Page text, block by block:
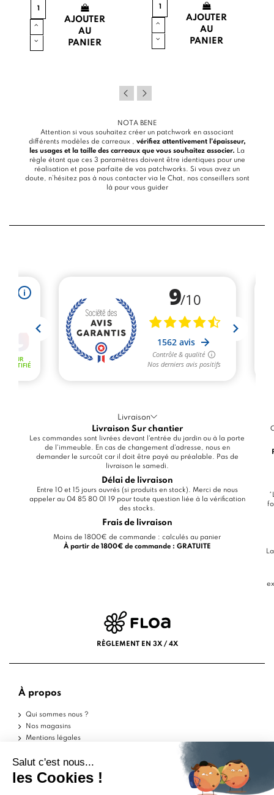
AJOUTER
AU
PANIER
AJOUTER
AU
PANIER
NOTA BENE
Attention si vous souhaitez créer un patchwork en associant
différents modèles de carreaux , vérifiez attentivement l’épaisseur,
les usages et la taille des carreaux que vous souhaitez associer. La
règle étant que ces 3 paramètres doivent être identiques pour une
réalisation et pose parfaite de vos patchworks. Si vous avez un
doute, n’hésitez pas à nous contacter via le Chat, nos conseillers sont
là pour vous guider
Livraison
Livraison Sur chantier
Les commandes sont livrées devant l'entrée du jardin ou à la porte
de l'immeuble. En cas de changement d'adresse, nous en
demander le surcoût car il doit être payé au préalable. Pas de
livraison le samedi.
Délai de livraison
Entre 10 et 15 jours ouvrés (si produits en stock). Merci de nous
appeler au 04 85 80 01 19 pour toute question liée à la vérification
des stocks.
Frais de livraison
Moins de 1800€ de commande : calculés au panier
À partir de 1800€ de commande : GRATUITE
RÈGLEMENT EN 3X / 4X
À propos
Qui sommes nous ?
Nos magasins
Mentions légales
Politique de confidentialité
Aide